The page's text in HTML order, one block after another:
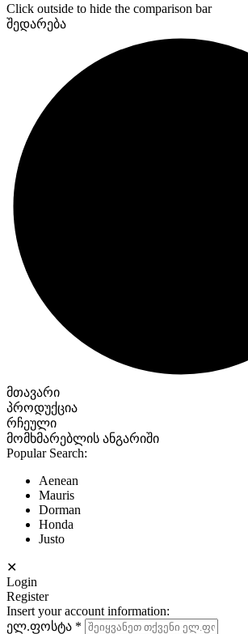
Click outside to hide the comparison bar
შედარება
მთავარი
პროდუქცია
რჩეული
მომხმარებლის ანგარიში
Popular Search:
Aenean
Mauris
Dorman
Honda
Justo
✕
Login
Register
Insert your account information:
ელ.ფოსტა *